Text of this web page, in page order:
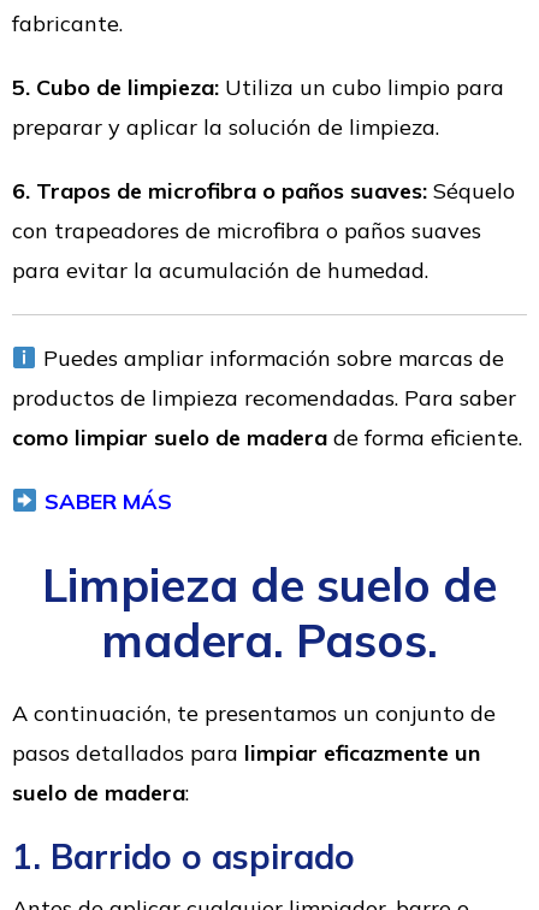
fabricante.
5. Cubo de limpieza: Utiliza un cubo limpio para
preparar y aplicar la solución de limpieza.
6. Trapos de microfibra o paños suaves: Séquelo
con trapeadores de microfibra o paños suaves
para evitar la acumulación de humedad.
Puedes ampliar información sobre marcas de
productos de limpieza recomendadas. Para saber
como limpiar suelo de madera de forma eficiente.
SABER MÁS
Limpieza de suelo de
madera. Pasos.
A continuación, te presentamos un conjunto de
pasos detallados para limpiar eficazmente un
suelo de madera:
1. Barrido o aspirado